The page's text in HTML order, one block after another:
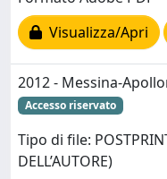
Visualizza/Apri
2012 - Messina-
Accesso riservato
Tipo di file:
DELL’AUTORE)